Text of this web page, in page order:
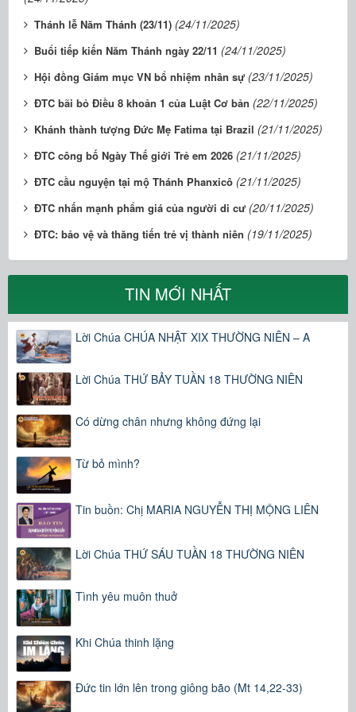
Thánh lễ Năm Thánh (23/11) (24/11/2025)
Buổi tiếp kiến Năm Thánh ngày 22/11 (24/11/2025)
Hội đồng Giám mục VN bổ nhiệm nhân sự (23/11/2025)
ĐTC bãi bỏ Điều 8 khoản 1 của Luật Cơ bản (22/11/2025)
Khánh thành tượng Đức Mẹ Fatima tại Brazil (21/11/2025)
ĐTC công bố Ngày Thế giới Trẻ em 2026 (21/11/2025)
ĐTC cầu nguyện tại mộ Thánh Phanxicô (21/11/2025)
ĐTC nhấn mạnh phẩm giá của người di cư (20/11/2025)
ĐTC: bảo vệ và thăng tiến trẻ vị thành niên (19/11/2025)
TIN MỚI NHẤT
Lời Chúa CHÚA NHẬT XIX THƯỜNG NIÊN – A
Lời Chúa THỨ BẢY TUẦN 18 THƯỜNG NIÊN
Có dừng chân nhưng không đứng lại
Từ bỏ mình?
Tin buồn: Chị MARIA NGUYỄN THỊ MỘNG LIÊN
Lời Chúa THỨ SÁU TUẦN 18 THƯỜNG NIÊN
Tình yêu muôn thuở
Khi Chúa thinh lặng
Đức tin lớn lên trong giông bão (Mt 14,22-33)